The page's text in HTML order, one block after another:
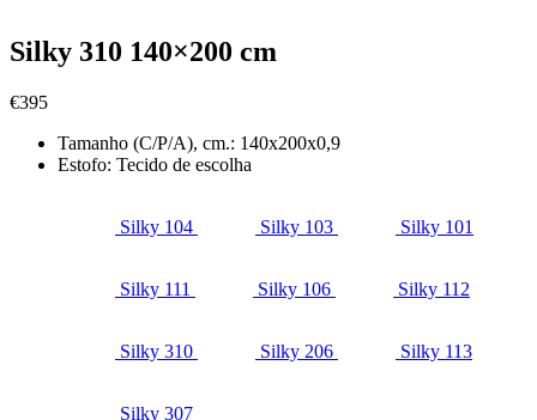
Silky 310 140×200 cm
€395
Tamanho (C/P/A), cm.: 140x200x0,9
Estofo: Tecido de escolha
Silky 104 Silky 103 Silky 101
Silky 111 Silky 106 Silky 112
Silky 310 Silky 206 Silky 113
Silky 307